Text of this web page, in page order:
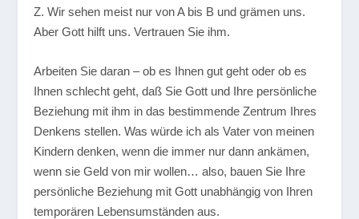
Z. Wir sehen meist nur von A bis B und grämen uns.
Aber Gott hilft uns. Vertrauen Sie ihm.
Arbeiten Sie daran – ob es Ihnen gut geht oder ob es
Ihnen schlecht geht, daß Sie Gott und Ihre persönliche
Beziehung mit ihm in das bestimmende Zentrum Ihres
Denkens stellen. Was würde ich als Vater von meinen
Kindern denken, wenn die immer nur dann ankämen,
wenn sie Geld von mir wollen… also, bauen Sie Ihre
persönliche Beziehung mit Gott unabhängig von Ihren
temporären Lebensumständen aus.